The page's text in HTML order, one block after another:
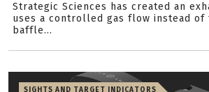
Strategic Sciences has created an
uses a controlled gas flow instead of
baffle...
SIGHTS AND TARGET INDICATORS